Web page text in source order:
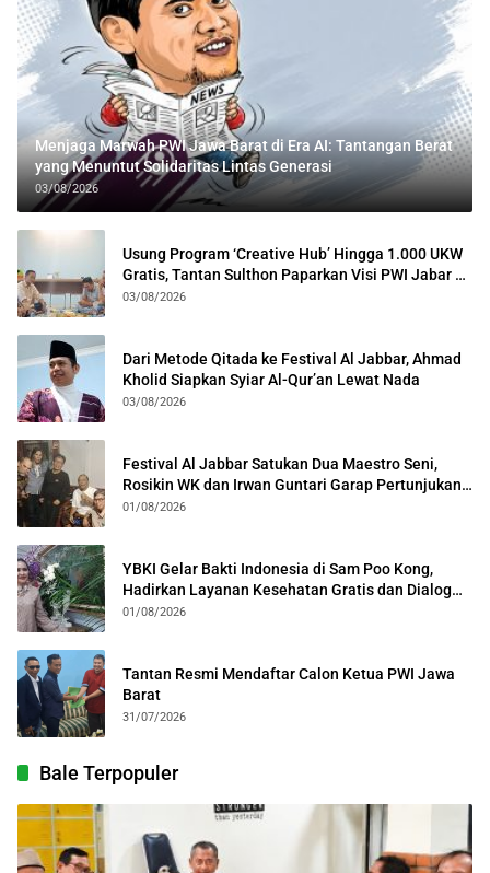
Menjaga Marwah PWI Jawa Barat di Era AI: Tantangan Berat
yang Menuntut Solidaritas Lintas Generasi
03/08/2026
Usung Program ‘Creative Hub’ Hingga 1.000 UKW
Gratis, Tantan Sulthon Paparkan Visi PWI Jabar di
Kota Bogor
03/08/2026
Dari Metode Qitada ke Festival Al Jabbar, Ahmad
Kholid Siapkan Syiar Al-Qur’an Lewat Nada
03/08/2026
Festival Al Jabbar Satukan Dua Maestro Seni,
Rosikin WK dan Irwan Guntari Garap Pertunjukan
Kolosal
01/08/2026
YBKI Gelar Bakti Indonesia di Sam Poo Kong,
Hadirkan Layanan Kesehatan Gratis dan Dialog
Kebangsaan
01/08/2026
Tantan Resmi Mendaftar Calon Ketua PWI Jawa
Barat
31/07/2026
Bale Terpopuler